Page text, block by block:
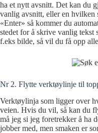
ha et nytt avsnitt. Det kan du
vanlig avsnitt, eller en
«Enter» så kommer du
stedet for å skrive vanlig tekst
f.eks bilde, så vil du få opp
Nr 2. Flytte verktøylinje til
Verktøylinja som ligger over
veien. Hvis du vil, så kan du
må jeg si jeg foretrekker å ha
jobber med, men smaken er